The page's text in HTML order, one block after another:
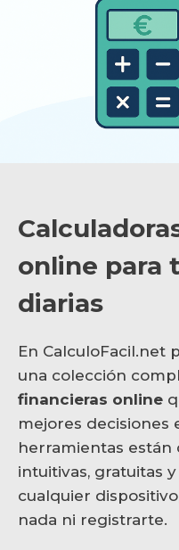
online para
diarias
En CalculoFacil.net
una colección
financieras online
mejores decisiones
herramientas están
intuitivas, gratuitas
cualquier
nada ni registrarte.